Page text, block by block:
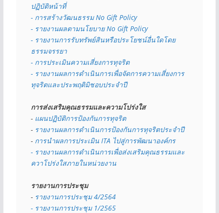
ปฏิบัติหน้าที่
- การสร้างวัฒนธรรม No Gift Policy
- รายงานผลตามนโยบาย No Gift Policy
- รายงานการรับทรัพย์สินหรือประโยชน์อื่นใดโดย
ธรรมจรรยา
- การประเมินความเสี่ยงการทุจริต
- รายงานผลการดำเนินการเพื่อจัดการความเสี่ยงการ
ทุจริตและประพฤติมิชอบประจำปี
การส่งเสริมคุณธรรมและความโปร่งใส
- แผนปฏิบัติการป้องกันการทุจริต
- รายงานผลการดำเนินการป้องกันการทุจริตประจำปี
- การนำผลการประเมิน ITA ไปสู่การพัฒนาองค์กร
- รายงานผลการดำเนินการเพื่อส่งเสริมคุณธรรมและ
ควาโปร่งใสภายในหน่วยงาน
รายงานการประชุม
- รายงานการประชุม 4/2564
- รายงานการประชุม 1/2565